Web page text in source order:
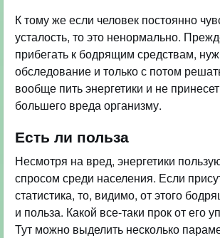
К тому же если человек постоянно
усталость, то это ненормально.
прибегать к бодрящим средствам,
обследование и только с потом
вообще пить энергетики и не
большего вреда организму.
Есть ли польза
Несмотря на вред, энергетики
спросом среди населения. Если
статистика, то, видимо, от этого
и польза. Какой все-таки прок от его
Тут можно выделить несколько